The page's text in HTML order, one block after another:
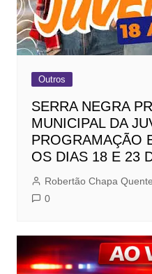
Outros
SERRA NEGRA
MUNICIPAL DA
PROGRAMAÇÃO
OS DIAS 18 E 23
Robertão Chapa Quente
0